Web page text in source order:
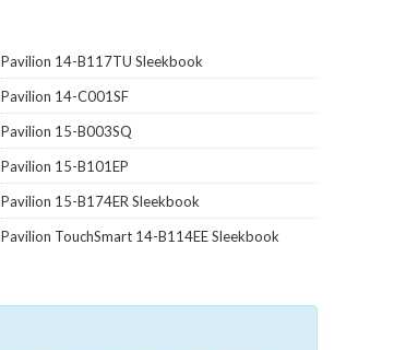
Pavilion 14-B117TU Sleekbook
Pavilion 14-C001SF
Pavilion 15-B003SQ
Pavilion 15-B101EP
Pavilion 15-B174ER Sleekbook
Pavilion TouchSmart 14-B114EE Sleekbook